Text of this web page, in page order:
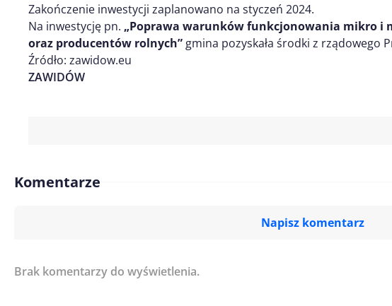
Zakończenie inwestycji zaplanowano na styczeń 2024.
Na inwestycję pn. „Poprawa warunków funkcjonowania mikro i
oraz producentów rolnych” gmina pozyskała środki z rządowego
Źródło: zawidow.eu
ZAWIDÓW
Komentarze
Napisz komentarz
Imię/ Nick*
Brak komentarzy do wyświetlenia.